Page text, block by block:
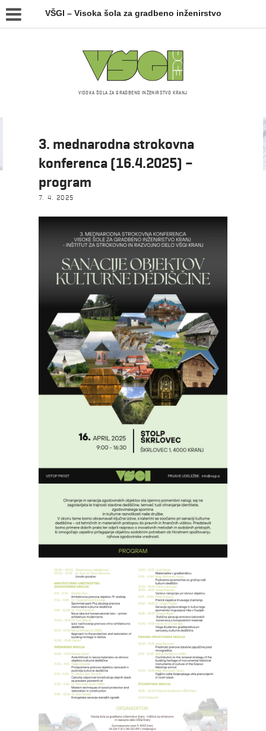
VŠGI – Visoka šola za gradbeno inženirstvo
VISOKA ŠOLA ZA GRADBENO INŽENIRSTVO KRANJ
Novice3. mednarodna strokovna
konferenca (16.4.2025) –
program
7. 4. 2025